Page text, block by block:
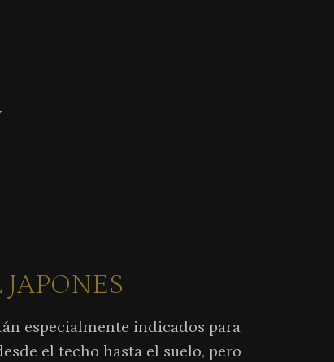
especialmente indicados para
el techo hasta el suelo, pero